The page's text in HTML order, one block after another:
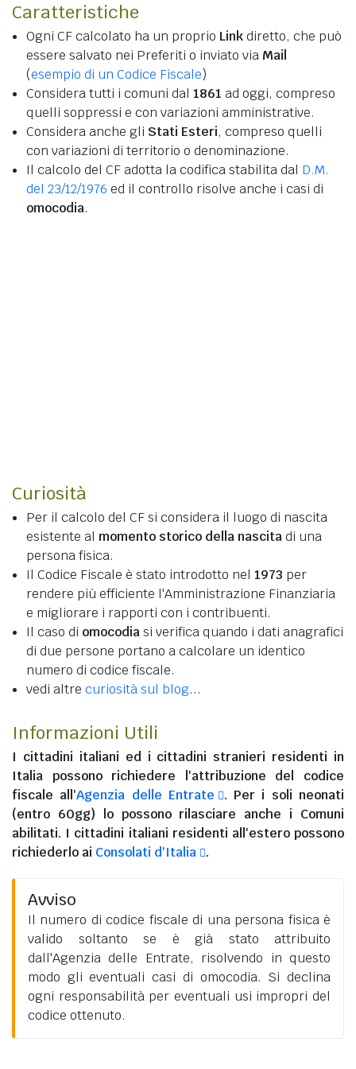
Caratteristiche
Ogni CF calcolato ha un proprio Linkdiretto, che può
essere salvato nei Preferiti o inviato via Mail
(esempio di un Codice Fiscale)
Considera tutti i comuni dal 1861 ad oggi, compreso
quelli soppressi e con variazioni amministrative.
Considera anche gli Stati Esteri, compreso quelli
con variazioni di territorio o denominazione.
Il calcolo del CF adotta la codifica stabilita dal D.M.
del 23/12/1976 ed il controllo risolve anche i casi di
omocodia.
Curiosità
Per il calcolo del CF si considera il luogo di nascita
esistente al momento storico della nascitadi una
persona fisica.
Il Codice Fiscale è stato introdotto nel 1973 per
rendere più efficiente l'Amministrazione Finanziaria
e migliorare i rapporti con i contribuenti.
Il caso di omocodiasi verifica quando i dati anagrafici
di due persone portano a calcolare un identico
numero di codice fiscale.
vedi altre curiosità sul blog...
Informazioni Utili
I cittadini italiani ed i cittadini stranieri residenti in
Italia possono richiedere l'attribuzione del codice
fiscale all'Agenzia delle Entrate
. Per i soli neonati
(entro 60gg) lo possono rilasciare anche i Comuni
abilitati. I cittadini italiani residenti all'esteropossono
richiederlo ai Consolati d'Italia .
Avviso
Il numero di codice fiscale di una persona fisica è
valido soltanto se è già stato attribuito
dall'Agenzia delle Entrate, risolvendo in questo
modo gli eventuali casi di omocodia. Si declina
ogni responsabilità per eventuali usi impropri del
codice ottenuto.